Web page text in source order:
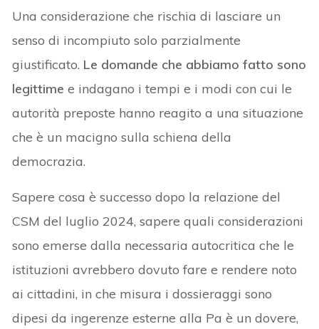
Una considerazione che rischia di lasciare un
senso di incompiuto solo parzialmente
giustificato. Le domande che abbiamo fatto sono
legittimee indagano i tempi e i modi con cui le
autorità preposte hanno reagito a una situazione
che è un macigno sulla schiena della
democrazia.
Sapere cosa è successo dopo la relazione del
CSM del luglio 2024, sapere quali considerazioni
sono emerse dalla necessaria autocritica che le
istituzioni avrebbero dovuto fare e rendere noto
ai cittadini, in che misura i dossieraggi sono
dipesi da ingerenze esterne alla Pa è un dovere,